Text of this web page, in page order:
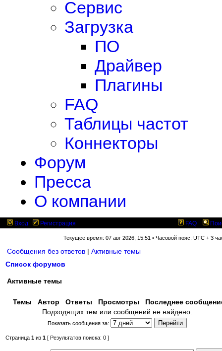
Сервис
Загрузка
ПО
Драйвер
Плагины
FAQ
Таблицы частот
Коннекторы
Форум
Пресса
О компании
Вход Регистрация FAQ
Текущее время: 07 авг 2026, 15:51 • Часовой пояс: UTC + 3
Сообщения без ответов | Активные темы
Список форумов
Активные темы
Темы Автор Ответы Просмотры
Последнее
Подходящих тем или сообщений не найдено.
Показать сообщения за:
Страница 1 из 1 [ Результатов поиска: 0 ]